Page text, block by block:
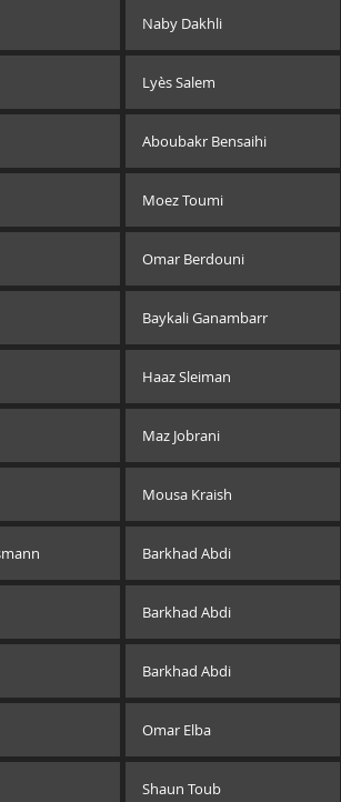
Naby Dakhli
Lyès Salem
Aboubakr Bensaihi
Moez Toumi
Omar Berdouni
Baykali Ganambarr
Haaz Sleiman
Maz Jobrani
Mousa Kraish
Barkhad Abdi
Barkhad Abdi
Barkhad Abdi
Omar Elba
Shaun Toub